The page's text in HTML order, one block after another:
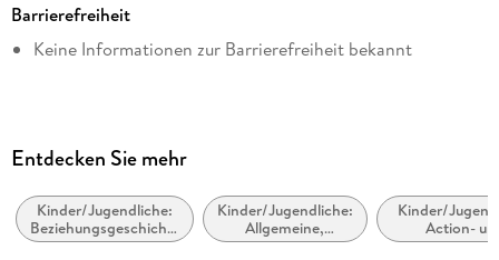
Altersempfehlung
von 12 bis 99 Jahren
Autor/Autorin
Verlag/Hersteller
Planet!
Barrierefreiheit
Keine Informationen zur Barrierefreiheit bekannt
Entdecken Sie mehr
Kinder/Jugendliche:
Beziehungsgeschichten
- Romantik, Liebe
Kinder/Jugendliche:
Allgemeine,
moderne und
Kinder/
Action-